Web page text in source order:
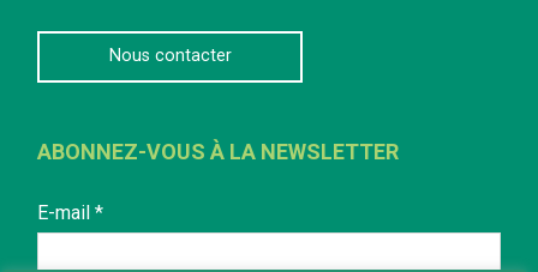
Nous contacter
ABONNEZ-VOUS À LA NEWSLETTER
E-mail *